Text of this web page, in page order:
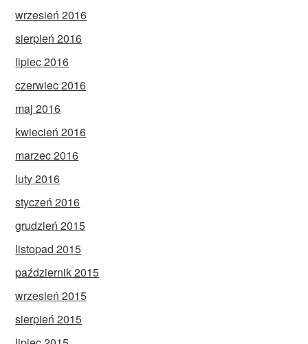
wrzesień 2016
sierpień 2016
lipiec 2016
czerwiec 2016
maj 2016
kwiecień 2016
marzec 2016
luty 2016
styczeń 2016
grudzień 2015
listopad 2015
październik 2015
wrzesień 2015
sierpień 2015